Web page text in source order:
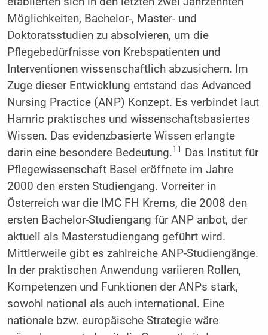
Möglichkeiten, Bachelor-, Master- und
Doktoratsstudien zu absolvieren, um die
Pflegebedürfnisse von Krebspatienten und
Interventionen wissenschaftlich abzusichern. Im
Zuge dieser Entwicklung entstand das Advanced
Nursing Practice (ANP) Konzept. Es verbindet laut
Hamric praktisches und wissenschaftsbasiertes
Wissen. Das evidenzbasierte Wissen erlangte
darin eine besondere Bedeutung.11 Das Institut für
Pflegewissenschaft Basel eröffnete im Jahre
2000 den ersten Studiengang. Vorreiter in
Österreich war die IMC FH Krems, die 2008 den
ersten Bachelor-Studiengang für ANP anbot, der
aktuell als Masterstudiengang geführt wird.
Mittlerweile gibt es zahlreiche ANP-Studiengänge.
In der praktischen Anwendung variieren Rollen,
Kompetenzen und Funktionen der ANPs stark,
sowohl national als auch international. Eine
nationale bzw. europäische Strategie wäre